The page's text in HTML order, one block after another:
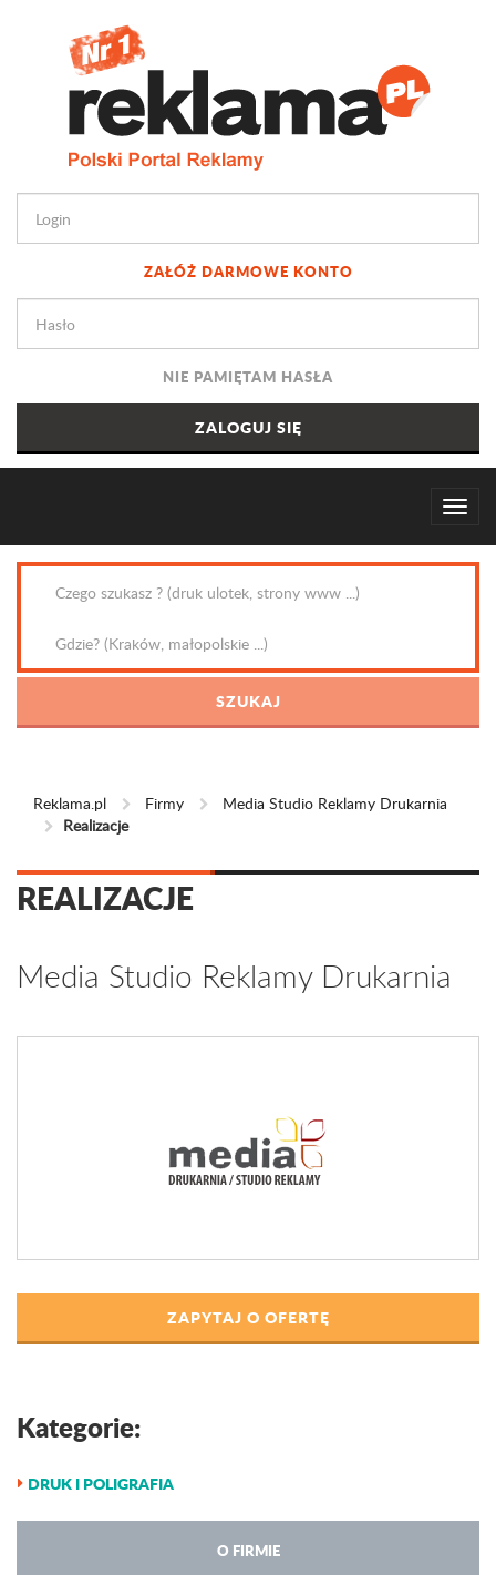
ZAŁÓŻ DARMOWE KONTO
NIE PAMIĘTAM HASŁA
Reklama.pl Firmy
Media Studio Reklamy Drukarnia
Realizacje
REALIZACJE
Media Studio Reklamy Drukarnia
ZAPYTAJ O OFERTĘ
Kategorie:
DRUK I POLIGRAFIA
O FIRMIE